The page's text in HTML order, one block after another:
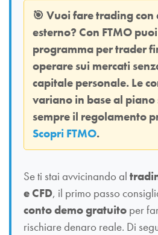
🎯 Vuoi fare trading con
esterno? Con FTMO
programma per trader
operare sui mercati
capitale personale. Le
variano in base al
sempre il regolamento
Scopri FTMO.
Se ti stai avvicinando al
e CFD, il primo passo
conto demo gratuito per
rischiare denaro reale. Di